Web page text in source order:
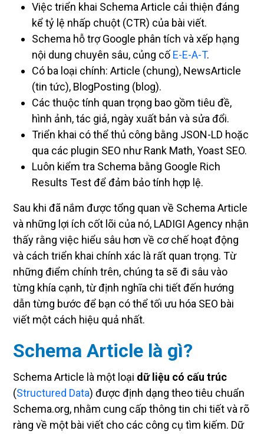
Việc triển khai Schema Article cải thiện đáng
kể tỷ lệ nhấp chuột (CTR) của bài viết.
Schema hỗ trợ Google phân tích và xếp hạng
nội dung chuyên sâu, củng cố E-E-A-T.
Có ba loại chính: Article (chung), NewsArticle
(tin tức), BlogPosting (blog).
Các thuộc tính quan trọng bao gồm tiêu đề,
hình ảnh, tác giả, ngày xuất bản và sửa đổi.
Triển khai có thể thủ công bằng JSON-LD hoặc
qua các plugin SEO như Rank Math, Yoast SEO.
Luôn kiểm tra Schema bằng Google Rich
Results Test để đảm bảo tính hợp lệ.
Sau khi đã nắm được tổng quan về Schema Article
và những lợi ích cốt lõi của nó, LADIGI Agency nhận
thấy rằng việc hiểu sâu hơn về cơ chế hoạt động
và cách triển khai chính xác là rất quan trọng. Từ
những điểm chính trên, chúng ta sẽ đi sâu vào
từng khía cạnh, từ định nghĩa chi tiết đến hướng
dẫn từng bước để bạn có thể tối ưu hóa SEO bài
viết một cách hiệu quả nhất.
Schema Article là gì?
Schema Article là một loại dữ liệu có cấu trúc
(Structured Data) được định dạng theo tiêu chuẩn
Schema.org, nhằm cung cấp thông tin chi tiết và rõ
ràng về một bài viết cho các công cụ tìm kiếm. Dữ